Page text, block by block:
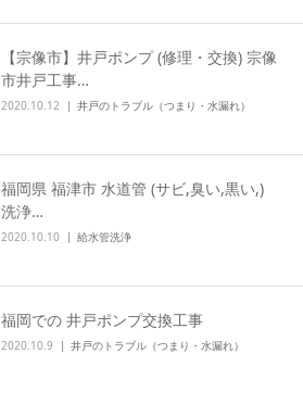
【宗像市】井戸ポンプ (修理・交換) 宗像
市井戸工事…
2020.10.12 井戸のトラブル（つまり・水漏れ）
福岡県 福津市 水道管 (サビ,臭い,黒い,)
洗浄…
2020.10.10 給水管洗浄
福岡での 井戸ポンプ交換工事
2020.10.9 井戸のトラブル（つまり・水漏れ）